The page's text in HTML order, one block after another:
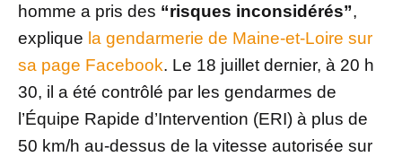
homme a pris des “risques inconsidérés”,
explique la gendarmerie de Maine-et-Loire sur
sa page Facebook. Le 18 juillet dernier, à 20 h
30, il a été contrôlé par les gendarmes de
l’Équipe Rapide d’Intervention (ERI) à plus de
50 km/h au-dessus de la vitesse autorisée sur